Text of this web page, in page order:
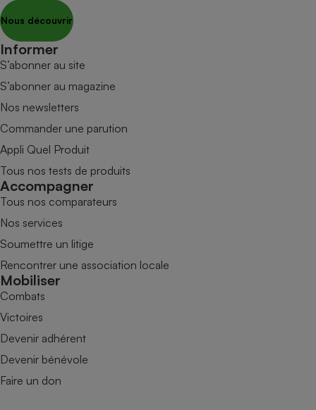
Nous découvrir
Informer
S’abonner au site
S’abonner au magazine
Nos newsletters
Commander une parution
Appli Quel Produit
Tous nos tests de produits
Accompagner
Tous nos comparateurs
Nos services
Soumettre un litige
Rencontrer une association locale
Mobiliser
Combats
Victoires
Devenir adhérent
Devenir bénévole
Faire un don